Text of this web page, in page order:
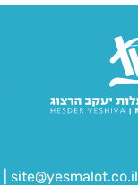
site@yesmalot.co.il